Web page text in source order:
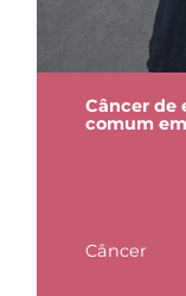
Câncer de
comum
Câncer